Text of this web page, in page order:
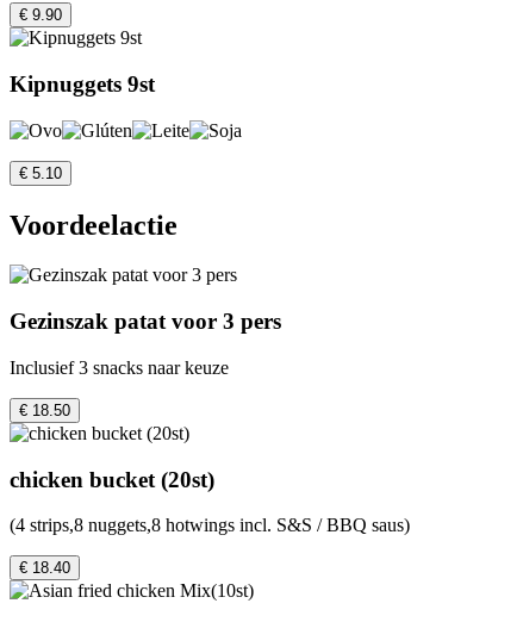
€ 9.90
Kipnuggets 9st
€ 5.10
Voordeelactie
Gezinszak patat voor 3 pers
Inclusief 3 snacks naar keuze
€ 18.50
chicken bucket (20st)
(4 strips,8 nuggets,8 hotwings incl. S&S / BBQ saus)
€ 18.40